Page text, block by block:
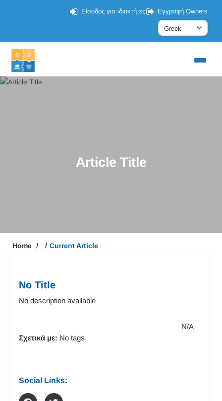
Είσοδος για ιδιοκτήτες Εγγραφή Owners
Article Title
Home Current Article
No Title
No description available
Σχετικά με: No tags
N/A
Social Links: